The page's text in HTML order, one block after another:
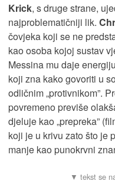
Krick, s druge strane,
najproblematičniji lik.
čovjeka koji se ne
kao osoba kojoj sustav
Messina mu daje
koji zna kako govoriti u
odličnim „protivnikom”.
povremeno previše
djeluje kao „prepreka”
koji je u krivu zato što je
manje kao punokrvni